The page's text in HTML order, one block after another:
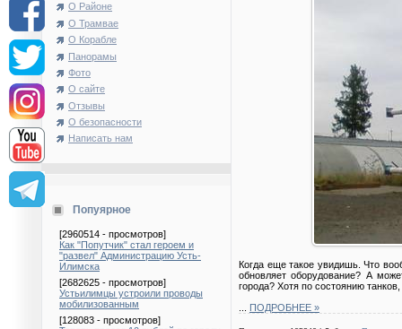
О Районе
О Трамвае
О Корабле
Панорамы
Фото
О сайте
Отзывы
О безопасности
Написать нам
Попуярное
[2960514 - просмотров]
Как "Попутчик" стал героем и
"развел" Администрацию Усть-
Илимска
[2682625 - просмотров]
Устьилимцы устроили проводы
мобилизованным
[128083 - просмотров]
Когда еще такое увидишь. Что
обновляет оборудование? А
города? Хотя по состоянию
ПОДРОБНЕЕ »